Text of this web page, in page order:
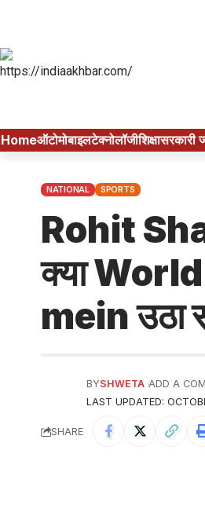
Homeऑटोमोबाइलटेक्नोलॉजीशिक्षासरकारी
NATIONAL SPORTS
Rohit
क्या
mein उठा
LAST UPDATED:
BYSHWETA ADD A
SHARE